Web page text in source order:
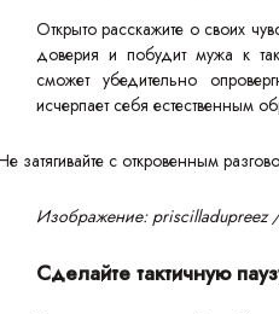
Открыто расскажите о своих
доверия и побудит мужа к
сможет убедительно
исчерпает себя естественным
Изображение: priscilladupreez
Сделайте тактичную